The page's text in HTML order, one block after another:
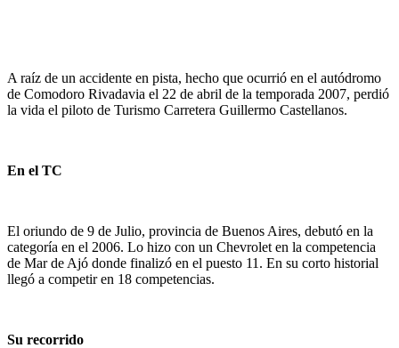
A raíz de un accidente en pista, hecho que ocurrió en el autódromo
de Comodoro Rivadavia el 22 de abril de la temporada 2007, perdió
la vida el piloto de Turismo Carretera Guillermo Castellanos.
En el TC
El oriundo de 9 de Julio, provincia de Buenos Aires, debutó en la
categoría en el 2006. Lo hizo con un Chevrolet en la competencia
de Mar de Ajó donde finalizó en el puesto 11. En su corto historial
llegó a competir en 18 competencias.
Su recorrido